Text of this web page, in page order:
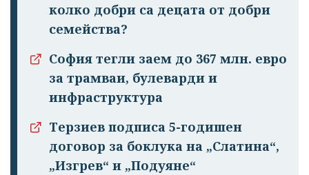
колко добри са децата от добри
семейства?
София тегли заем до 367 млн. евро
за трамваи, булеварди и
инфраструктура
Терзиев подписа 5-годишен
договор за боклука на „Слатина“,
„Изгрев“ и „Подуяне“